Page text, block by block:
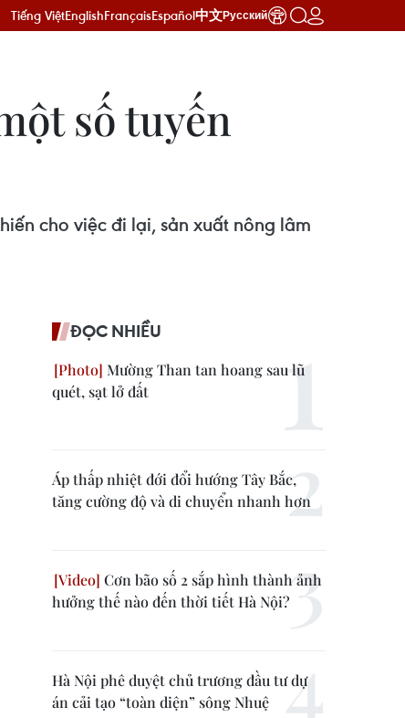
Tiếng ViệtEnglishFrançaisEspañol中文Русский
số tuyến
cho việc đi lại, sản xuất nông lâm
ĐỌC NHIỀU
Mường Than tan hoang sau lũ
quét, sạt lở đất
Áp thấp nhiệt đới đổi hướng Tây Bắc,
tăng cường độ và di chuyển nhanh hơn
Cơn bão số 2 sắp hình thành ảnh
hưởng thế nào đến thời tiết Hà Nội?
Hà Nội phê duyệt chủ trương đầu tư dự
án cải tạo “toàn diện” sông Nhuệ